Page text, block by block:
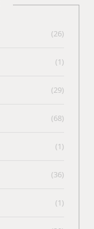
(26)
(1)
(29)
(68)
(1)
(36)
(1)